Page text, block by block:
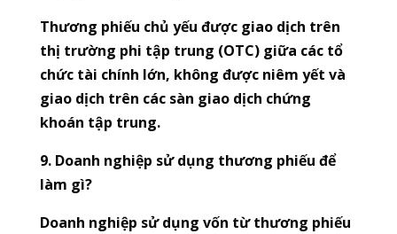
Thương phiếu chủ yếu được giao dịch trên
thị trường phi tập trung (OTC) giữa các tổ
chức tài chính lớn, không được niêm yết và
giao dịch trên các sàn giao dịch chứng
khoán tập trung.
9. Doanh nghiệp sử dụng thương phiếu để
làm gì?
Doanh nghiệp sử dụng vốn từ thương phiếu